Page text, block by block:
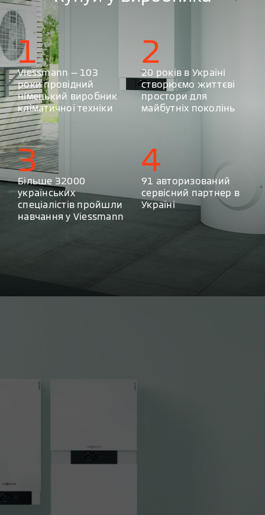
1
Viessmann — 103
роки провідний
німецький виробник
кліматичної техніки
2
20 років в Україні
створюємо життєві
простори для
майбутніх поколінь
3
Більше 32000
українських
спеціалістів пройшли
навчання у Viessmann
4
91 авторизований
сервісний партнер в
Україні